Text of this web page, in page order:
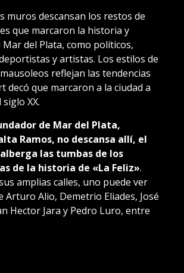
muros descansan los restos de
que marcaron la historia y
del Plata, como políticos,
y artistas. Los estilos de
reflejan las tendencias
decó que marcaron a la ciudad a
XX.
de Mar del Plata,
Ramos, no descansa allí, el
las tumbas de los
de la historia de «La Feliz».
amplias calles, uno puede ver
Arturo Alio, Demetrio Eliades, José
Hector Jara y Pedro Luro, entre